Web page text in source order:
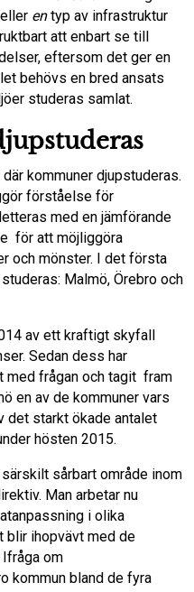
entyp av infrastruktur
att enbart se till
eftersom det ger en
behövs en bred ansats
studeras samlat.
kommuner djupstuderas.
förståelse för
med en jämförande
för att möjliggöra
och mönster. I det första
Malmö, Örebro och
av ett kraftigt skyfall
Sedan dess har
med frågan och tagit fram
en av de kommuner vars
det starkt ökade antalet
hösten 2015.
sårbart område inom
Man arbetar nu
i olika
blir ihopvävt med de
om
kommun bland de fyra